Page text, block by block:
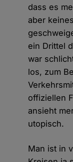
dass es
aber
ein Drittel
war
los, zum
offiziellen
ansieht
utopisch.
Man ist in